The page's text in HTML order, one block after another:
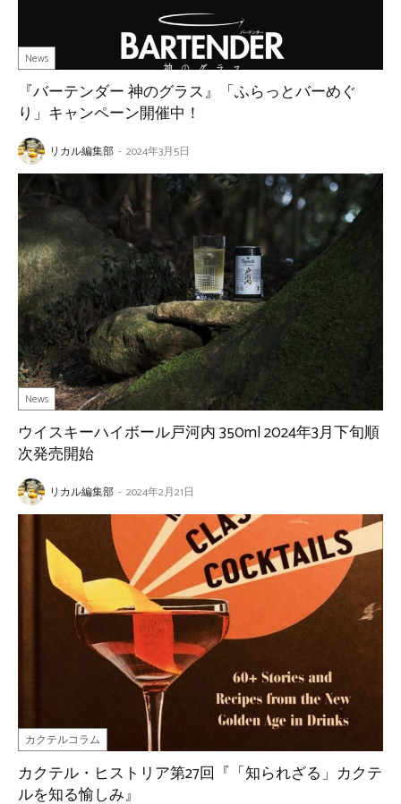
News
『バーテンダー 神のグラス』「ふらっとバーめぐ
り」キャンペーン開催中！
リカル編集部 - 2024年3月5日
News
ウイスキーハイボール戸河内 350ml 2024年3月下旬順
次発売開始
リカル編集部 - 2024年2月21日
カクテルコラム
カクテル・ヒストリア第27回『「知られざる」カクテ
ルを知る愉しみ』